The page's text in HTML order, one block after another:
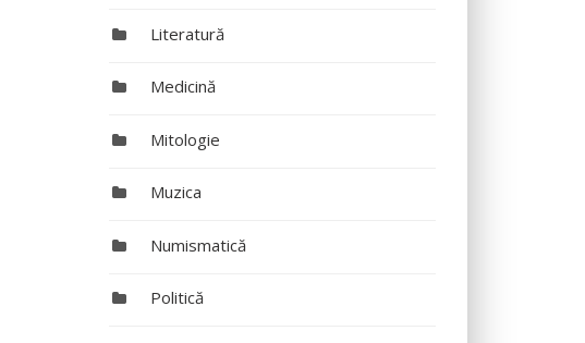
Literatură
Medicină
Mitologie
Muzica
Numismatică
Politică